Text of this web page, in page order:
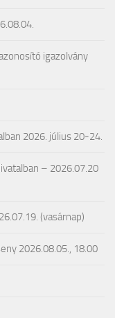
igazolvány
2026. július 20-24.
– 2026.07.20
(vasárnap)
2026.08.05., 18.00